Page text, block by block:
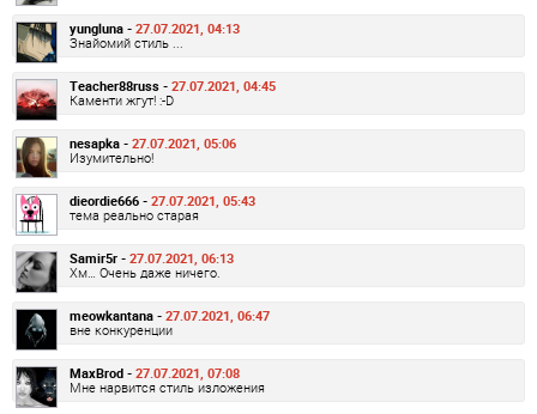
yungluna - 27.07.2021, 04:13
Знайомий стиль ...
Teacher88russ - 27.07.2021, 04:45
Каменти жгут! :-D
nesapka - 27.07.2021, 05:06
Изумительно!
dieordie666 - 27.07.2021, 05:43
тема реально старая
Samir5r - 27.07.2021, 06:13
Хм… Очень даже ничего.
meowkantana - 27.07.2021, 06:47
вне конкуренции
MaxBrod - 27.07.2021, 07:08
Мне нарвится стиль изложения